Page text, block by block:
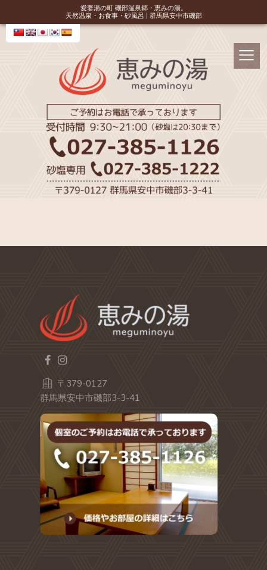
愛妻湯の町 磯部温泉郷・恵みの湯。
天然温泉・お食事・砂風呂 | 群馬県安中市磯部
〒379-0127
群馬県安中市磯部3-3-41